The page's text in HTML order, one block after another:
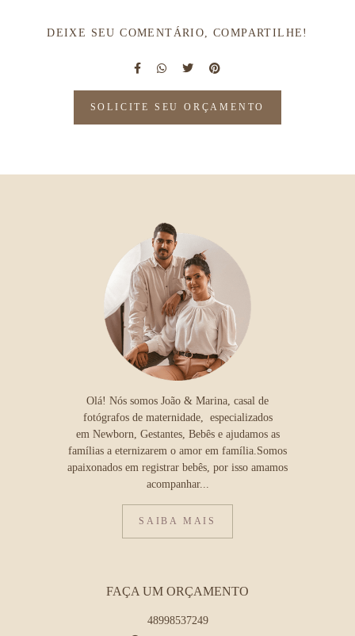
DEIXE SEU COMENTÁRIO, COMPARTILHE!
SOLICITE SEU ORÇAMENTO
Olá! Nós somos João & Marina, casal de
fotógrafos de maternidade, especializados
em Newborn, Gestantes, Bebês e ajudamos as
famílias a eternizarem o amor em família.Somos
apaixonados em registrar bebês, por isso amamos
acompanhar...
SAIBA MAIS
FAÇA UM ORÇAMENTO
48998537249